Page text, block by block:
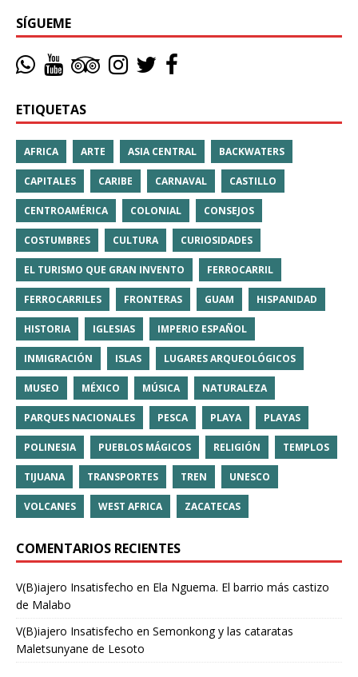
SÍGUEME
ETIQUETAS
AFRICA ARTE ASIA CENTRAL BACKWATERS
CAPITALES CARIBE CARNAVAL CASTILLO
CENTROAMÉRICA COLONIAL CONSEJOS
COSTUMBRES CULTURA CURIOSIDADES
EL TURISMO QUE GRAN INVENTO FERROCARRIL
FERROCARRILES FRONTERAS GUAM HISPANIDAD
HISTORIA IGLESIAS IMPERIO ESPAÑOL
INMIGRACIÓN ISLAS LUGARES ARQUEOLÓGICOS
MUSEO MÉXICO MÚSICA NATURALEZA
PARQUES NACIONALES PESCA PLAYA PLAYAS
POLINESIA PUEBLOS MÁGICOS RELIGIÓN TEMPLOS
TIJUANA TRANSPORTES TREN UNESCO
VOLCANES WEST AFRICA ZACATECAS
COMENTARIOS RECIENTES
V(B)iajero Insatisfecho en Ela Nguema. El barrio más castizo
de Malabo
V(B)iajero Insatisfecho en Semonkong y las cataratas
Maletsunyane de Lesoto